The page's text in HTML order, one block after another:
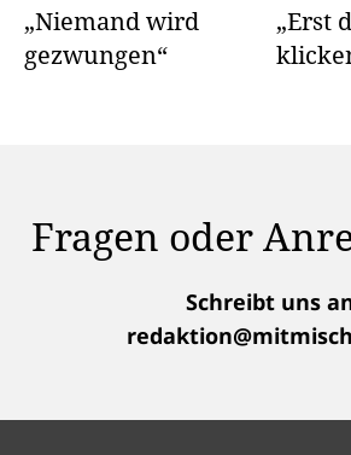
„Niemand wird
gezwungen“
„Erst
Fragen oder
Schreibt uns